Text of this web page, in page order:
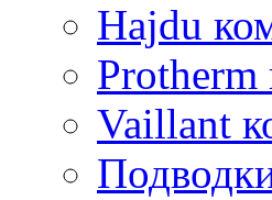
Hajdu
Vaillant